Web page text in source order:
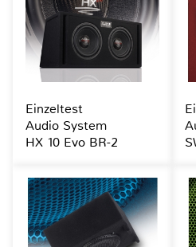
Einzeltest
Audio System
HX 10 Evo BR-2